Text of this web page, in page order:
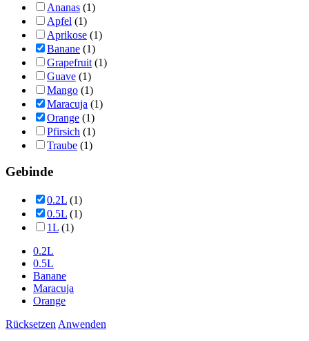
Ananas (1)
Apfel (1)
Aprikose (1)
Banane (1)
Grapefruit (1)
Guave (1)
Mango (1)
Maracuja (1)
Orange (1)
Pfirsich (1)
Traube (1)
Gebinde
0.2L (1)
0.5L (1)
1L (1)
0.2L
0.5L
Banane
Maracuja
Orange
Rücksetzen Anwenden